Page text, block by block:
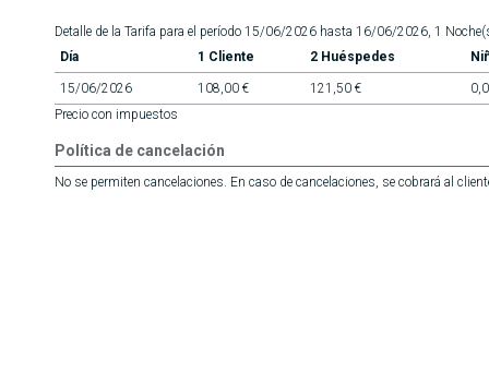
Detalle de la Tarifa para el período 15/06/2026 hasta 16/06/2026, 1
Día
1 Cliente 2 Huéspedes
15/06/2026 108,00 € 121,50 €
Precio con impuestos
Política de cancelación
No se permiten cancelaciones. En caso de cancelaciones, se cobrará al